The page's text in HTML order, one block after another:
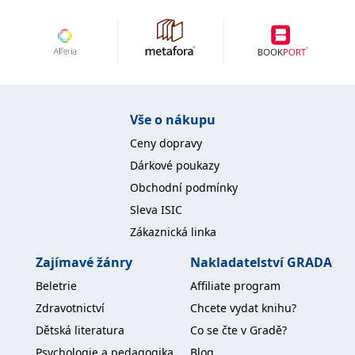
Vše o nákupu
Ceny dopravy
Dárkové poukazy
Obchodní podmínky
Sleva ISIC
Zákaznická linka
Zajímavé žánry
Beletrie
Zdravotnictví
Dětská literatura
Nakladatelství GRADA
Affiliate program
Chcete vydat knihu?
Co se čte v Gradě?